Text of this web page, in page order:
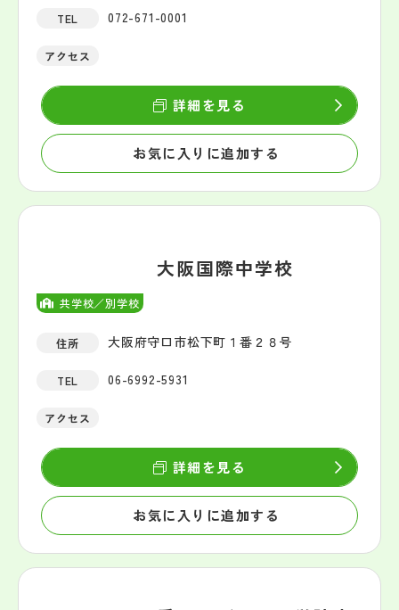
TEL 072-671-0001
アクセス
お気に入りに追加する
詳細を見る
共学校／別学校
大阪国際中学校
住所 大阪府守口市松下町１番２８号
TEL 06-6992-5931
アクセス
お気に入りに追加する
詳細を見る